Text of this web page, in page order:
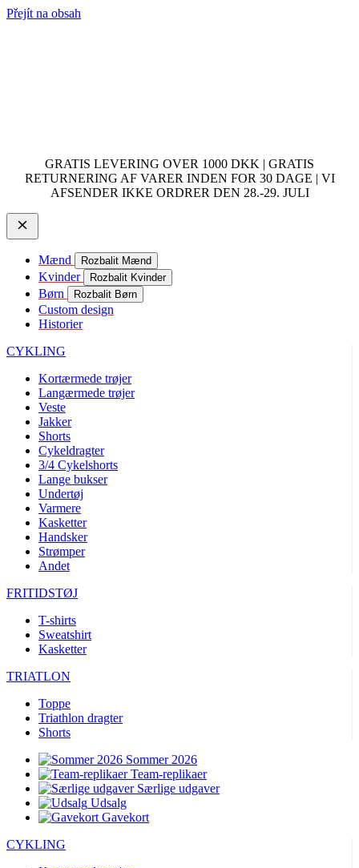
Přejít na obsah
GRATIS LEVERING OVER 1000 DKK | GRATIS
RETURNERING AF VARER INDEN FOR 30 DAGE | VI
AFSENDER IKKE ORDRER DEN 28.-29. JULI
Mænd Rozbalit Mænd
Kvinder Rozbalit Kvinder
Børn Rozbalit Børn
Custom design
Historier
CYKLING
Kortærmede trøjer
Langærmede trøjer
Veste
Jakker
Shorts
Cykeldragter
3/4 Cykelshorts
Lange bukser
Undertøj
Varmere
Kasketter
Handsker
Strømper
Andet
FRITIDSTØJ
T-shirts
Sweatshirt
Kasketter
TRIATLON
Toppe
Triathlon dragter
Shorts
Sommer 2026
Team-replikaer
Særlige udgaver
Udsalg
Gavekort
CYKLING